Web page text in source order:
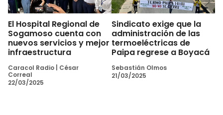
El Hospital Regional de
Sogamoso cuenta con
nuevos servicios y mejor
infraestructura
Caracol Radio
César
Correal
22/03/2025
Sindicato exige que la
administración de las
termoeléctricas de
Paipa regrese a Boyacá
Sebastián Olmos
21/03/2025